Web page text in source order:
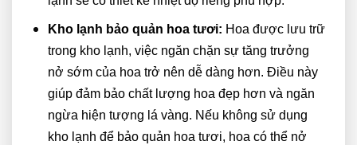
Kho lạnh bảo quản hoa tươi: Hoa được lưu trữ
trong kho lạnh, việc ngăn chặn sự tăng trưởng
nở sớm của hoa trở nên dễ dàng hơn. Điều này
giúp đảm bảo chất lượng hoa đẹp hơn và ngăn
ngừa hiện tượng lá vàng. Nếu không sử dụng
kho lạnh để bảo quản hoa tươi, hoa có thể nở